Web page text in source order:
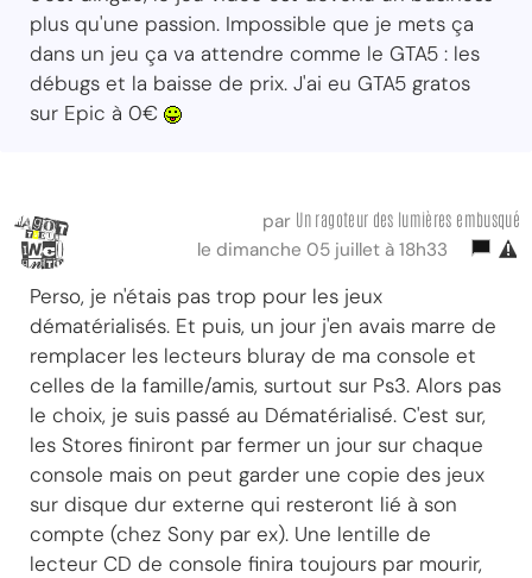
plus qu'une passion. Impossible que je mets ça
dans un jeu ça va attendre comme le GTA5 : les
débugs et la baisse de prix. J'ai eu GTA5 gratos
sur Epic à 0€
par Un ragoteur des lumières embusqué
le dimanche 05 juillet à 18h33
Perso, je n'étais pas trop pour les jeux
dématérialisés. Et puis, un jour j'en avais marre de
remplacer les lecteurs bluray de ma console et
celles de la famille/amis, surtout sur Ps3. Alors pas
le choix, je suis passé au Dématérialisé. C'est sur,
les Stores finiront par fermer un jour sur chaque
console mais on peut garder une copie des jeux
sur disque dur externe qui resteront lié à son
compte (chez Sony par ex). Une lentille de
lecteur CD de console finira toujours par mourir,